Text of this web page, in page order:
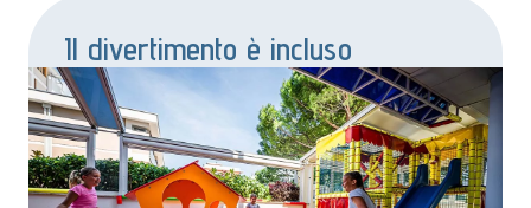
Il divertimento è incluso